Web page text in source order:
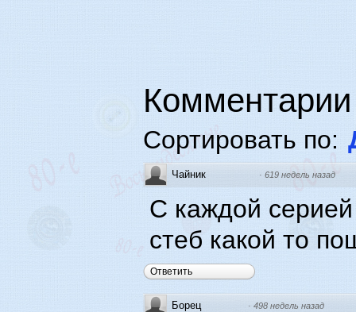
Комментарии
Сортировать по:
Чайник · 619 недель назад
С каждой
стеб какой то
Ответить
Борец · 498 недель назад